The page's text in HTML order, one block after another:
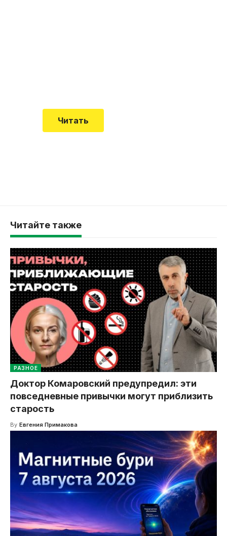
Читать
Читайте также
РАЗНОЕ
Доктор Комаровский предупредил: эти
повседневные привычки могут приблизить
старость
By Евгения Примакова